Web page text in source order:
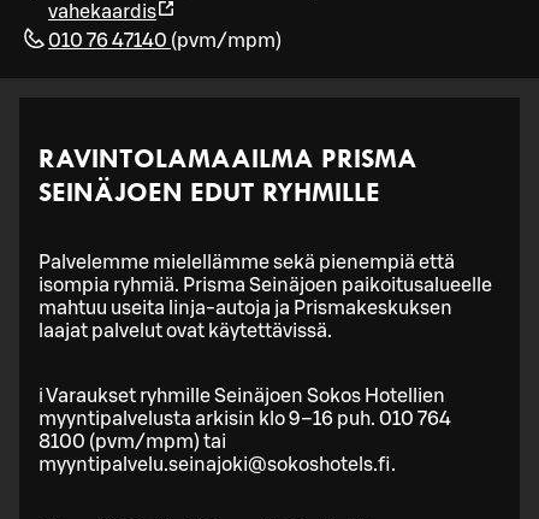
vahekaardis
010 76 47140 (pvm/mpm)
RAVINTOLAMAAILMA PRISMA
SEINÄJOEN EDUT RYHMILLE
Palvelemme mielellämme sekä pienempiä että
isompia ryhmiä. Prisma Seinäjoen paikoitusalueelle
mahtuu useita linja-autoja ja Prismakeskuksen
laajat palvelut ovat käytettävissä.
ℹ️ Varaukset ryhmille Seinäjoen Sokos Hotellien
myyntipalvelusta arkisin klo 9–16 puh. 010 764
8100 (pvm/mpm) tai
myyntipalvelu.seinajoki@sokoshotels.fi.